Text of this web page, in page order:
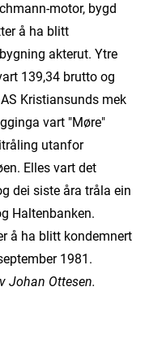
motor, bygd
å ha blitt
akterut. Ytre
139,34 brutto og
Kristiansunds mek
vart "Møre"
utanfor
Elles vart det
dei siste åra tråla ein
Haltenbanken.
å ha blitt kondemnert
1981.
Johan Ottesen.